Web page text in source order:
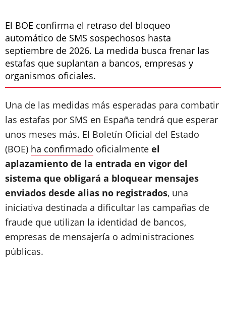
El BOE confirma el retraso del bloqueo
automático de SMS sospechosos hasta
septiembre de 2026. La medida busca frenar las
estafas que suplantan a bancos, empresas y
organismos oficiales.
Una de las medidas más esperadas para combatir
las estafas por SMS en España tendrá que esperar
unos meses más. El Boletín Oficial del Estado
(BOE) ha confirmado oficialmente el
aplazamiento de la entrada en vigor del
sistema que obligará a bloquear mensajes
enviados desde alias no registrados, una
iniciativa destinada a dificultar las campañas de
fraude que utilizan la identidad de bancos,
empresas de mensajería o administraciones
públicas.